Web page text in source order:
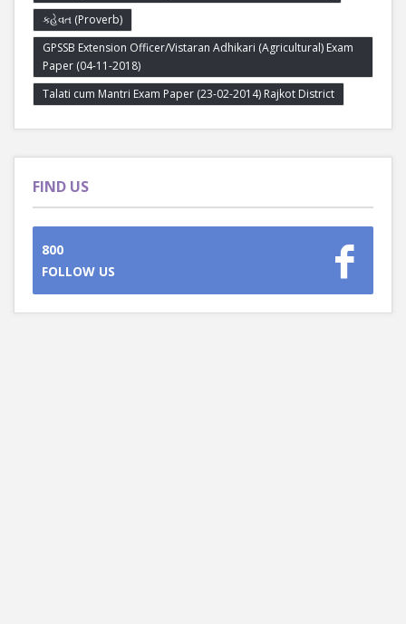
કહેવત (Proverb)
GPSSB Extension Officer/Vistaran Adhikari (Agricultural) Exam
Paper (04-11-2018)
Talati cum Mantri Exam Paper (23-02-2014) Rajkot District
FIND US
800
FOLLOW US